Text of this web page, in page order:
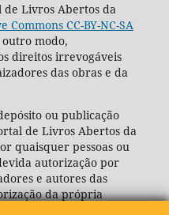
de Livros Abertos da
Commons CC-BY-NC-SA
modo,
direitos irrevogáveis
das obras e da
ou publicação
de Livros Abertos da
quaisquer pessoas ou
autorização por
e autores das
da própria